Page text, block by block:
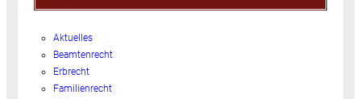
Aktuelles
Beamtenrecht
Erbrecht
Familienrecht